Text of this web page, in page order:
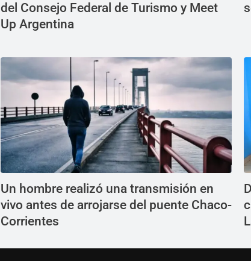
del Consejo Federal de Turismo y Meet
Up Argentina
Un hombre realizó una transmisión en
vivo antes de arrojarse del puente Chaco-
Corrientes